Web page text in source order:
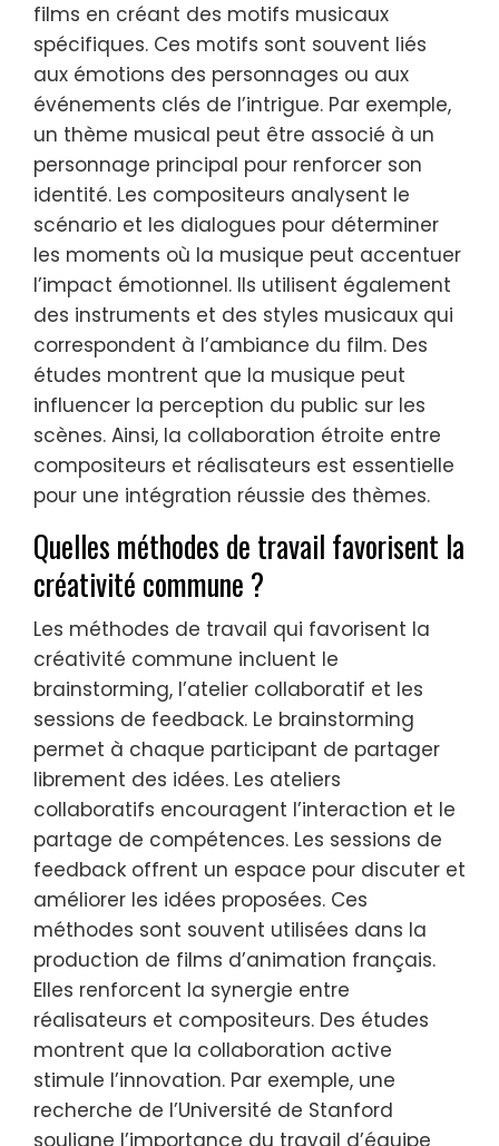
films en créant des motifs musicaux
spécifiques. Ces motifs sont souvent liés
aux émotions des personnages ou aux
événements clés de l’intrigue. Par exemple,
un thème musical peut être associé à un
personnage principal pour renforcer son
identité. Les compositeurs analysent le
scénario et les dialogues pour déterminer
les moments où la musique peut accentuer
l’impact émotionnel. Ils utilisent également
des instruments et des styles musicaux qui
correspondent à l’ambiance du film. Des
études montrent que la musique peut
influencer la perception du public sur les
scènes. Ainsi, la collaboration étroite entre
compositeurs et réalisateurs est essentielle
pour une intégration réussie des thèmes.
Quelles méthodes de travail favorisent la
créativité commune ?
Les méthodes de travail qui favorisent la
créativité commune incluent le
brainstorming, l’atelier collaboratif et les
sessions de feedback. Le brainstorming
permet à chaque participant de partager
librement des idées. Les ateliers
collaboratifs encouragent l’interaction et le
partage de compétences. Les sessions de
feedback offrent un espace pour discuter et
améliorer les idées proposées. Ces
méthodes sont souvent utilisées dans la
production de films d’animation français.
Elles renforcent la synergie entre
réalisateurs et compositeurs. Des études
montrent que la collaboration active
stimule l’innovation. Par exemple, une
recherche de l’Université de Stanford
souligne l’importance du travail d’équipe